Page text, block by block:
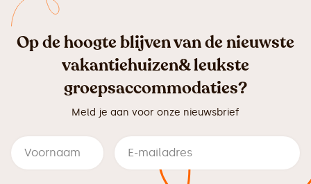
Op de hoogte blijven van de nieuwste
vakantiehuizen& leukste
groepsaccommodaties?
Meld je aan voor onze nieuwsbrief